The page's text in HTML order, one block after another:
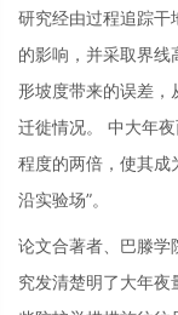
研究经由过程追踪干
的影响，并采取界
形坡度带来的误差，
迁徙情况。 中大年
程度的两倍，使其成
沿实验场”。
论文合著者、巴滕学
究发清楚明了大年